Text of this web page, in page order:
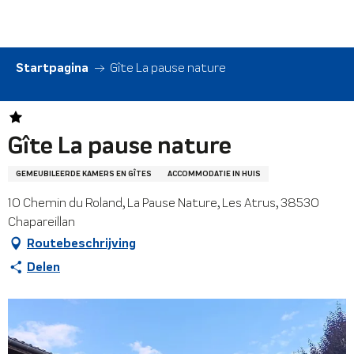
contenu
principal
Startpagina Gîte La pause nature
Gîte La pause nature
GEMEUBILEERDE KAMERS EN GÎTES ACCOMMODATIE IN HUIS
10 Chemin du Roland, La Pause Nature, Les Atrus, 38530
Chapareillan
Routebeschrijving
Delen